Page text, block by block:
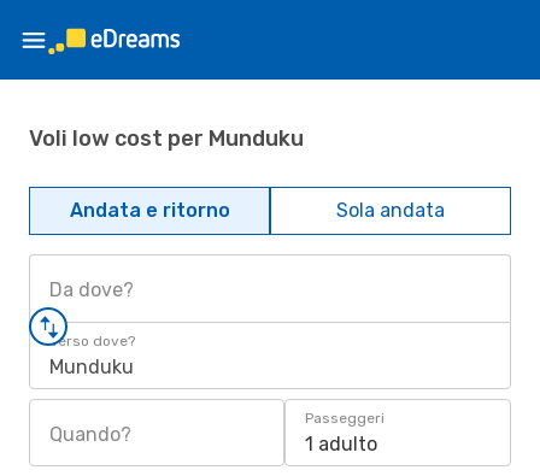
Voli low cost per Munduku
Andata e ritorno Sola andata
Da dove?
Verso dove?
Munduku
Quando?
Passeggeri
1 adulto